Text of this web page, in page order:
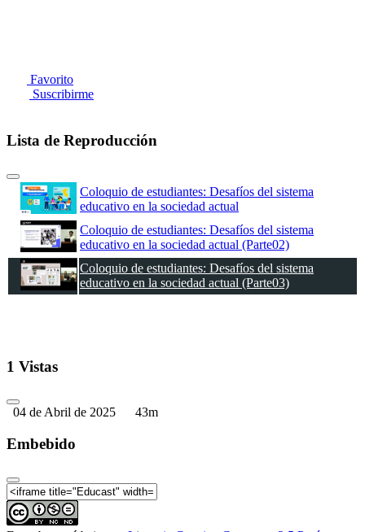
Favorito
Suscribirme
Lista de Reproducción
Coloquio de estudiantes: Desafíos del sistema
educativo en la sociedad actual
Coloquio de estudiantes: Desafíos del sistema
educativo en la sociedad actual (Parte02)
Coloquio de estudiantes: Desafíos del sistema
educativo en la sociedad actual (Parte03)
1 Vistas
04 de Abril de 2025 43m
Embebido